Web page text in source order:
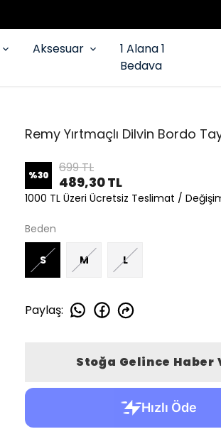
Aksesuar
1 Alana 1
Bedava
Remy Yırtmaçlı Dilvin Bordo
%30 699 TL
489,30 TL
1000 TL Üzeri Ücretsiz Teslimat /
Beden
S M L
Paylaş:
Stoğa Gelince Haber